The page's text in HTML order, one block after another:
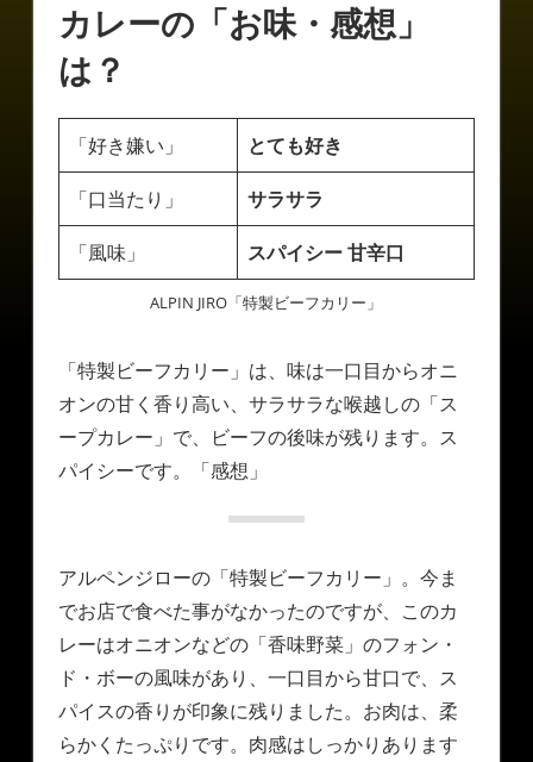
カレーの「お味・感想」
は？
「好き嫌い」 とても好き
「口当たり」 サラサラ
「風味」 スパイシー 甘辛口
ALPIN JIRO「特製ビーフカリー」
「特製ビーフカリー」は、味は一口目からオニ
オンの甘く香り高い、サラサラな喉越しの「ス
ープカレー」で、ビーフの後味が残ります。ス
パイシーです。「感想」
アルペンジローの「特製ビーフカリー」。今ま
でお店で食べた事がなかったのですが、このカ
レーはオニオンなどの「香味野菜」のフォン・
ド・ボーの風味があり、一口目から甘口で、ス
パイスの香りが印象に残りました。お肉は、柔
らかくたっぷりです。肉感はしっかりあります